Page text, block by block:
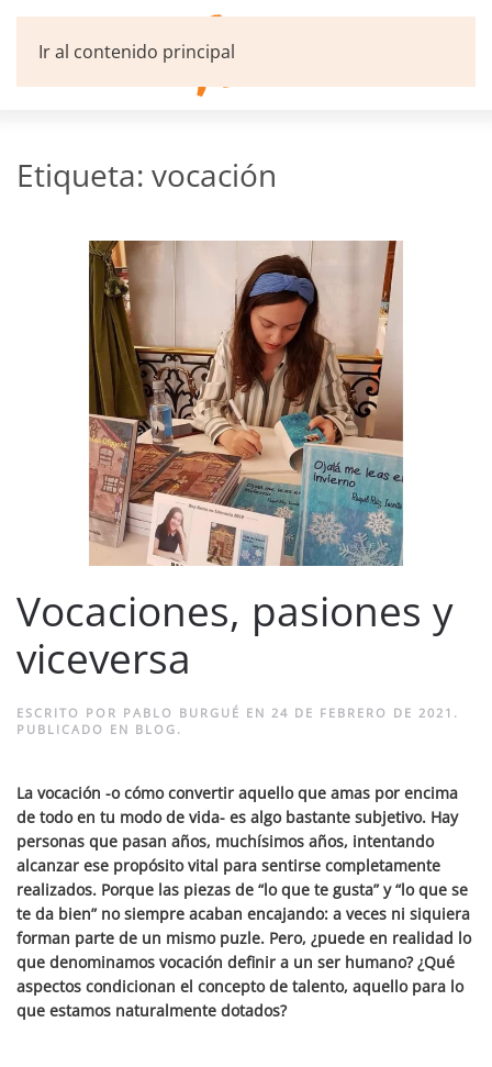
Ir al contenido principal
Etiqueta: vocación
Vocaciones, pasiones y
viceversa
ESCRITO POR PABLO BURGUÉ EN 24 DE FEBRERO DE 2021 .
PUBLICADO EN BLOG .
La vocación -o cómo convertir aquello que amas por encima
de todo en tu modo de vida- es algo bastante subjetivo. Hay
personas que pasan años, muchísimos años, intentando
alcanzar ese propósito vital para sentirse completamente
realizados. Porque las piezas de “lo que te gusta” y “lo que se
te da bien” no siempre acaban encajando: a veces ni siquiera
forman parte de un mismo puzle. Pero, ¿puede en realidad lo
que denominamos vocación definir a un ser humano? ¿Qué
aspectos condicionan el concepto de talento, aquello para lo
que estamos naturalmente dotados?